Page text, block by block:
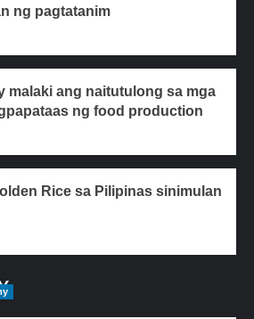
ng pagtatanim
malaki ang naitutulong sa mga
ng food production
Rice sa Pilipinas sinimulan